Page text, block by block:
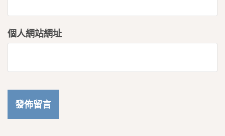
個人網站網址